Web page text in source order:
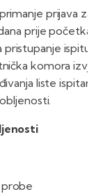
prijava za
prije početka
ispitu o
komora
liste